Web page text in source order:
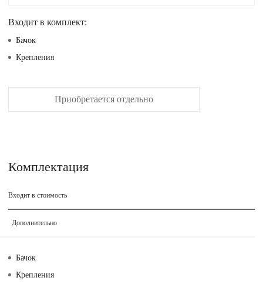
Входит в комплект:
Бачок
Крепления
Приобретается отдельно
Комплектация
Входит в стоимость
Дополнительно
Бачок
Крепления